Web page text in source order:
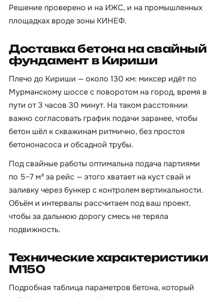
Решение проверено и на ИЖС, и на промышленных
площадках вроде зоны КИНЕФ.
Доставка бетона на свайный
фундамент в Кириши
Плечо до Кириши — около 130 км: миксер идёт по
Мурманскому шоссе с поворотом на город, время в
пути от 3 часов 30 минут. На таком расстоянии
важно согласовать график подачи заранее, чтобы
бетон шёл к скважинам ритмично, без простоя
бетононасоса и обсадной трубы.
Под свайные работы оптимальна подача партиями
по 5–7 м³ за рейс — этого хватает на куст свай и
заливку через бункер с контролем вертикальности.
Объём и интервалы рассчитаем под ваш проект,
чтобы за дальнюю дорогу смесь не теряла
подвижность.
Технические характеристики
М150
Подробная таблица параметров бетона, который